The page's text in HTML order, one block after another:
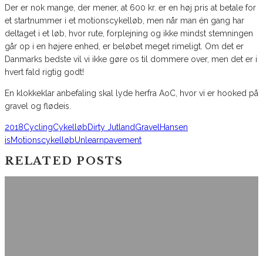
Der er nok mange, der mener, at 600 kr. er en høj pris at betale for
et startnummer i et motionscykelløb, men når man én gang har
deltaget i et løb, hvor rute, forplejning og ikke mindst stemningen
går op i en højere enhed, er beløbet meget rimeligt. Om det er
Danmarks bedste vil vi ikke gøre os til dommere over, men det er i
hvert fald rigtig godt!
En klokkeklar anbefaling skal lyde herfra AoC, hvor vi er hooked på
gravel og flødeis.
2018CyclingCykelløbDirty JutlandGravel Hansen
isMotionscykelløbUnlearnpavement
RELATED POSTS